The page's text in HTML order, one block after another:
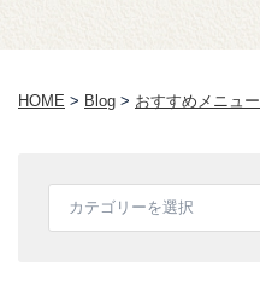
HOME > Blog > おすすめメニュー